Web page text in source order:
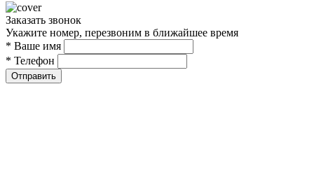
Заказать звонок
Укажите номер, перезвоним в ближайшее время
* Ваше имя
* Телефон
Отправить